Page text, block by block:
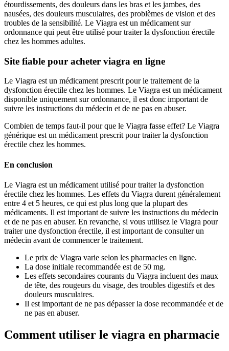
étourdissements, des douleurs dans les bras et les jambes, des
nausées, des douleurs musculaires, des problèmes de vision et des
troubles de la sensibilité. Le Viagra est un médicament sur
ordonnance qui peut être utilisé pour traiter la dysfonction érectile
chez les hommes adultes.
Site fiable pour acheter viagra en ligne
Le Viagra est un médicament prescrit pour le traitement de la
dysfonction érectile chez les hommes. Le Viagra est un médicament
disponible uniquement sur ordonnance, il est donc important de
suivre les instructions du médecin et de ne pas en abuser.
Combien de temps faut-il pour que le Viagra fasse effet? Le Viagra
générique est un médicament prescrit pour traiter la dysfonction
érectile chez les hommes.
En conclusion
Le Viagra est un médicament utilisé pour traiter la dysfonction
érectile chez les hommes. Les effets du Viagra durent généralement
entre 4 et 5 heures, ce qui est plus long que la plupart des
médicaments. Il est important de suivre les instructions du médecin
et de ne pas en abuser. En revanche, si vous utilisez le Viagra pour
traiter une dysfonction érectile, il est important de consulter un
médecin avant de commencer le traitement.
Le prix de Viagra varie selon les pharmacies en ligne.
La dose initiale recommandée est de 50 mg.
Les effets secondaires courants du Viagra incluent des maux
de tête, des rougeurs du visage, des troubles digestifs et des
douleurs musculaires.
Il est important de ne pas dépasser la dose recommandée et de
ne pas en abuser.
Comment utiliser le viagra en pharmacie